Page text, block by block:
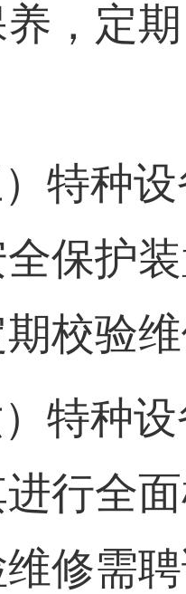
，定
特种
保护
校验
特种
行全
维修需